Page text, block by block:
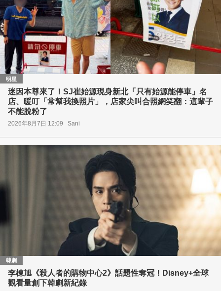
明星
迷因本尊來了！SJ崔始源現身新北「只有始源能停車」名
店、暖叮「常幫我換照片」，店家尖叫合照網笑翻：這輩子
不能脫粉了
2026年8月7日 12:09 Sani
韓劇
李棟旭《殺人者的購物中心2》話題性奪冠！Disney+全球
觀看量創下韓劇新紀錄